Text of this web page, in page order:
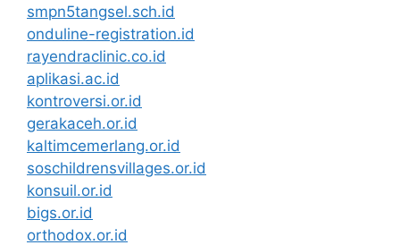
smpn5tangsel.sch.id
onduline-registration.id
rayendraclinic.co.id
aplikasi.ac.id
kontroversi.or.id
gerakaceh.or.id
kaltimcemerlang.or.id
soschildrensvillages.or.id
konsuil.or.id
bigs.or.id
orthodox.or.id